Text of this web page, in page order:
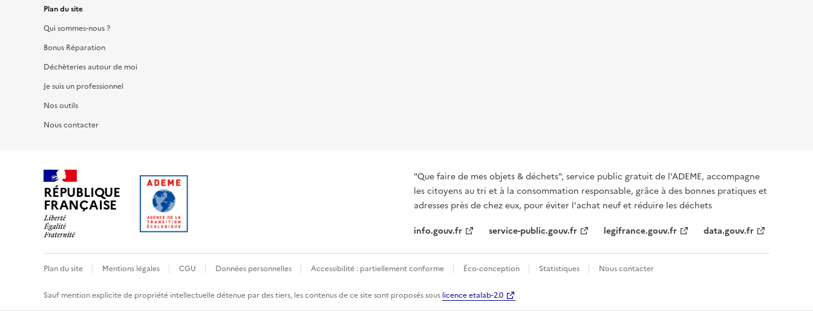
Plan du site
Qui sommes-nous ?
Bonus Réparation
Déchèteries autour de moi
Je suis un professionnel
Nos outils
Nous contacter
RÉPUBLIQUE
FRANÇAISE
"Que faire de mes objets & déchets", service public gratuit de l'ADEME, accompagne
les citoyens au tri et à la consommation responsable, grâce à des bonnes pratiques et
adresses près de chez eux, pour éviter l'achat neuf et réduire les déchets
info.gouv.fr
service-public.gouv.fr legifrance.gouv.fr data.gouv.fr
Plan du site Mentions légales CGU Données personnelles Accessibilité : partiellement conforme Éco-conception Statistiques Nous contacter
Sauf mention explicite de propriété intellectuelle détenue par des tiers, les contenus de ce site sont proposés sous licence etalab-2.0